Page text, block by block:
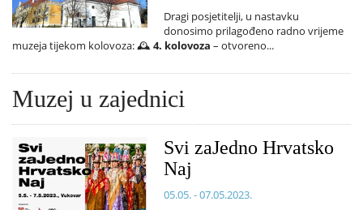
Dragi posjetitelji, u nastavku
donosimo prilagođeno radno vrijeme
muzeja tijekom kolovoza: 🕰️4. kolovoza – otvoreno...
Muzej u zajednici
Svi zaJedno Hrvatsko
Naj
05.05. - 07.05.2023.